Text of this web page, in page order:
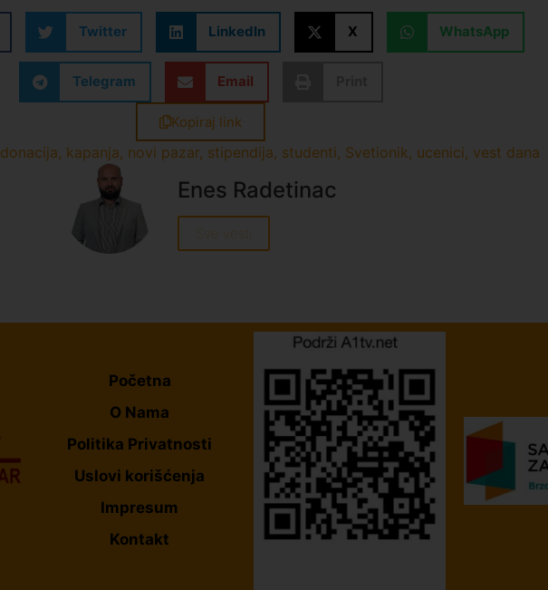
Twitter LinkedIn X WhatsApp
Telegram Email
Kopiraj link
donacija, kapanja, novi pazar, stipendija, studenti, Svetionik, ucenici, vest dana
Enes Radetinac
Sve vesti
Početna
O Nama
Politika Privatnosti
Uslovi korišćenja
Impresum
Kontakt